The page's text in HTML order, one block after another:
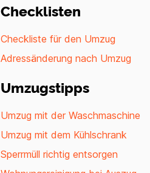
Checklisten
Checkliste für den Umzug
Adressänderung nach Umzug
Umzugstipps
Umzug mit der Waschmaschine
Umzug mit dem Kühlschrank
Sperrmüll richtig entsorgen